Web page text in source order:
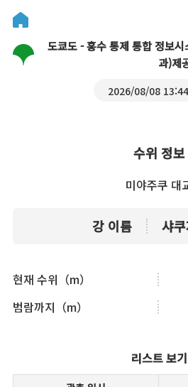
도쿄도 - 홍수 통제 통합 정보
과)제
2026/08/08
수위 정보
미야주쿠 대
강 이름 샤
현재 수위（m）
범람까지（m）
리스트 보기